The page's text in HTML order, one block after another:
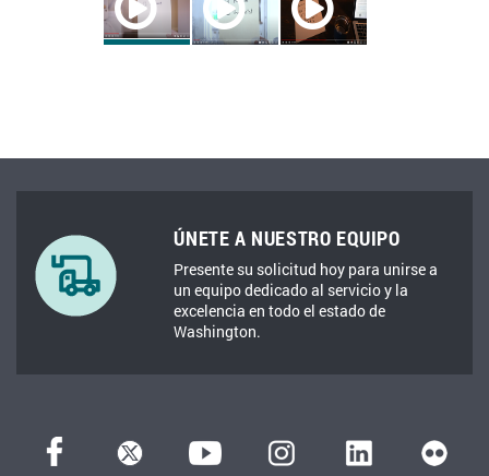
ÚNETE A NUESTRO EQUIPO
Presente su solicitud hoy para unirse a
un equipo dedicado al servicio y la
excelencia en todo el estado de
Washington.